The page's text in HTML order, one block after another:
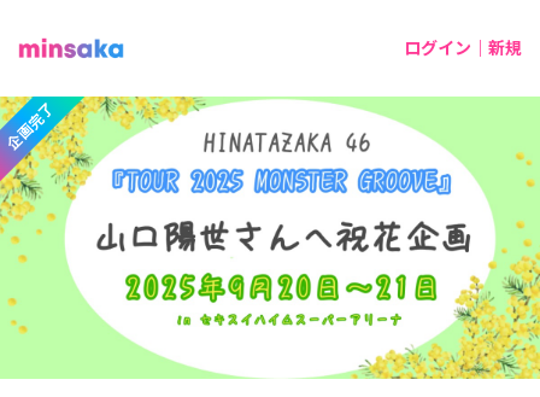
ログイン｜新規
企画完了